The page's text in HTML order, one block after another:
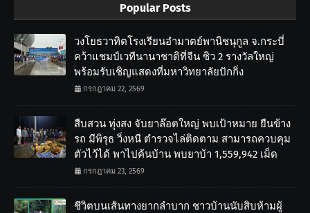
Popular Posts
วงโยธวาทิตโรงเรียนอำมาตย์พานิชนุกูล จ.กระบี่
คว้าแชมป์เวทีนานาชาติที่จีน ซิว 2 รางวัลใหญ่
พร้อมรับเชิญแสดงที่มหาวิทยาลัยปักกิ่ง
กรกฎาคม 22, 2569
สืบสวน ทุ่งสง จับยาล๊อตใหญ่ พบเป้าหมาย ยืนข้าง
รถ มีพิรุธ วิ่งหนี ตำรวจไล่ติดตาม สามารถควบคุม
ตัวไว้ได้ พาไปค้นบ้าน พบยาบ้า 1,559,942 เม็ด
กรกฎาคม 23, 2569
ชีวิตบนเส้นทางยากลำบาก ชาวบ้านนับสิบห้ามผู้